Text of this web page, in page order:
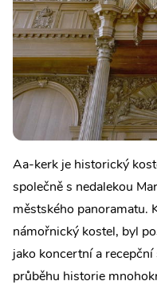
Aa-kerk je historický
společně s nedalekou
městského panoramatu.
námořnický kostel, byl
jako koncertní a
průběhu historie